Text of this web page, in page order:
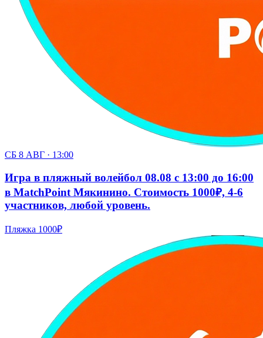
СБ 8 АВГ · 13:00
Игра в пляжный волейбол 08.08 с 13:00 до 16:00
в MatchPoint Мякинино. Стоимость 1000₽, 4-6
участников, любой уровень.
Пляжка 1000₽